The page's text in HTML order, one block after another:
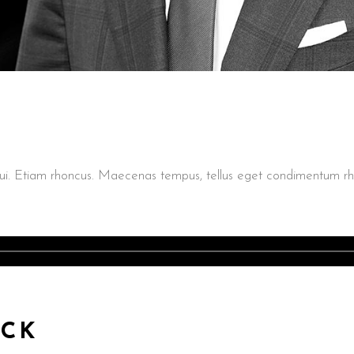
Etiam rhoncus. Maecenas tempus, tellus eget condimentum